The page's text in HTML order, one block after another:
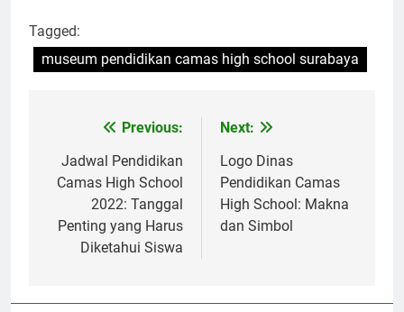
Tagged:
museum pendidikan camas high school surabaya
Navigasi
pos
Previous:
Jadwal Pendidikan
Camas High School
2022: Tanggal
Penting yang Harus
Diketahui Siswa
Next:
Logo Dinas
Pendidikan Camas
High School: Makna
dan Simbol